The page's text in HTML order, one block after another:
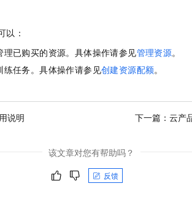
以：
已购买的资源。具体操作请参见管理资源。
任务。具体操作请参见创建资源配额。
说明 下一篇： 云产
该文章对您有帮助吗？
反馈